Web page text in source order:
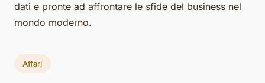
dati e pronte ad affrontare le sfide del business nel
mondo moderno.
Affari